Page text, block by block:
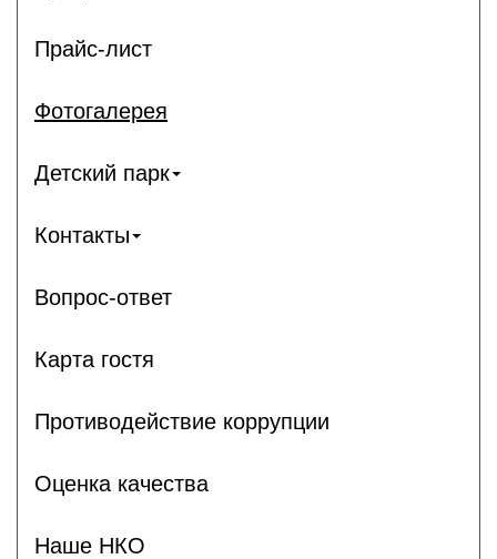
Прайс-лист
Фотогалерея
Детский парк
Контакты
Вопрос-ответ
Карта гостя
Противодействие коррупции
Оценка качества
Наше НКО